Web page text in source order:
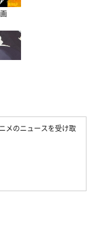
メのニュースを受け取